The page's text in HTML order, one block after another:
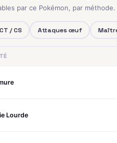
par ce Pokémon, par méthode.
CT / CS Attaques œuf
Lourde